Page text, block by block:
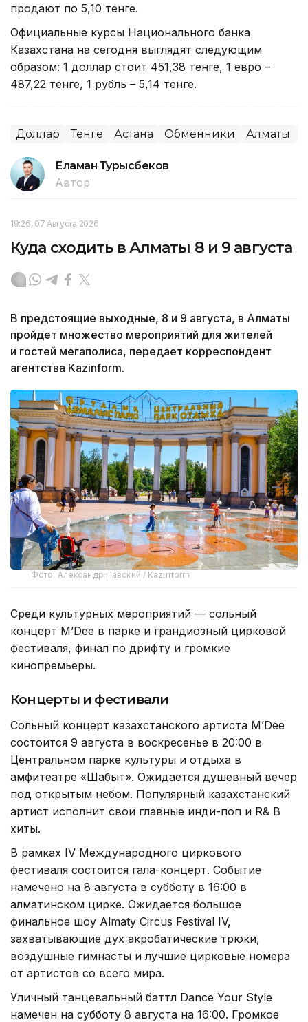
продают по 5,10 тенге.
Официальные курсы Национального банка
Казахстана на сегодня выглядят следующим
образом: 1 доллар стоит 451,38 тенге, 1 евро –
487,22 тенге, 1 рубль – 5,14 тенге.
Доллар Тенге Астана Обменники Алматы
Еламан Турысбеков
Автор
19:26, 07 Августа 2026
Куда сходить в Алматы 8 и 9 августа
В предстоящие выходные, 8 и 9 августа, в Алматы
пройдет множество мероприятий для жителей
и гостей мегаполиса, передает корреспондент
агентства Kazinform.
Фото: Александр Павский / Kazinform
Среди культурных мероприятий — сольный
концерт M’Dee в парке и грандиозный цирковой
фестиваля, финал по дрифту и громкие
кинопремьеры.
Концерты и фестивали
Сольный концерт казахстанского артиста M’Dee
состоится 9 августа в воскресенье в 20:00 в
Центральном парке культуры и отдыха в
амфитеатре «Шабыт». Ожидается душевный вечер
под открытым небом. Популярный казахстанский
артист исполнит свои главные инди-поп и R& B
хиты.
В рамках IV Международного циркового
фестиваля состоится гала-концерт. Событие
намечено на 8 августа в субботу в 16:00 в
алматинском цирке. Ожидается большое
финальное шоу Almaty Circus Festival IV,
захватывающие дух акробатические трюки,
воздушные гимнасты и лучшие цирковые номера
от артистов со всего мира.
Уличный танцевальный баттл Dance Your Style
намечен на субботу 8 августа на 16:00. Громкое